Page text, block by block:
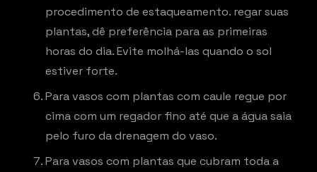
procedimento de estaqueamento. regar suas
plantas, dê preferência para as primeiras
horas do dia. Evite molhá-las quando o sol
estiver forte.
Para vasos com plantas com caule regue por
cima com um regador fino até que a água saia
pelo furo da drenagem do vaso.
Para vasos com plantas que cubram toda a